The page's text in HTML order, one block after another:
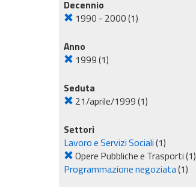
Decennio
1990 - 2000(1)
Anno
1999(1)
Seduta
21/aprile/1999(1)
Settori
Lavoro e Servizi Sociali(1)
Opere Pubbliche e Trasporti(1)
Programmazione negoziata(1)